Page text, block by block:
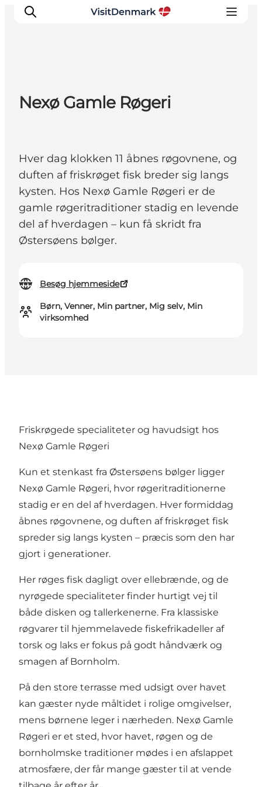
Inspiration
Planlæg ferien
Nexø Gamle Røgeri
Hver dag klokken 11 åbnes røgovnene, og
duften af friskrøget fisk breder sig langs
kysten. Hos Nexø Gamle Røgeri er de
gamle røgeritraditioner stadig en levende
del af hverdagen – kun få skridt fra
Østersøens bølger.
Besøg hjemmeside
Børn, Venner, Min partner, Mig selv, Min
virksomhed
Friskrøgede specialiteter og havudsigt hos
Nexø Gamle Røgeri
Kun et stenkast fra Østersøens bølger ligger
Nexø Gamle Røgeri, hvor røgeritraditionerne
stadig er en del af hverdagen. Hver formiddag
åbnes røgovnene, og duften af friskrøget fisk
spreder sig langs kysten – præcis som den har
gjort i generationer.
Her røges fisk dagligt over ellebrænde, og de
ny­røgede specialiteter finder hurtigt vej til
både disken og tallerkenerne. Fra klassiske
røgvarer til hjemmelavede fiskefrikadeller af
torsk og laks er fokus på godt håndværk og
smagen af Bornholm.
På den store terrasse med udsigt over havet
kan gæster nyde måltidet i rolige omgivelser,
mens børnene leger i nærheden. Nexø Gamle
Røgeri er et sted, hvor havet, røgen og de
bornholmske traditioner mødes i en afslappet
atmosfære, der får mange gæster til at vende